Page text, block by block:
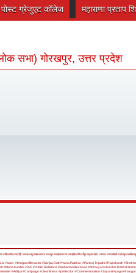
पोस्ट ग्रेजुएट कॉलेज महाराणा प्रताप
सभा) गोरखपुर, उत्तर प्रदेश
#बिजनौर #भदोही #मऊ #मुजफ्फरनगर #मथुरा#महाराजगंज#महोबा #मिर्जापुर #मुरादाबाद #मेरठ #रायबरेली #रामपुर#ललितपुर
Yadav #bhojpuri film actor#SanjayDutt#Nana Patekar #Pankaj Tripathi #Rajinikanth
#Maha Kumbh-2025#Public Relations #Mahamandleshwar#Acharya#shri shri 1008 #Film
#Aditya#Campaign#cleanliness #prelection #Commemoration #Jayanti #yoga